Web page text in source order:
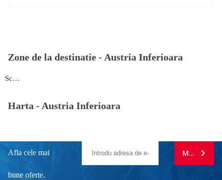
Zone de la destinatie - Austria Inferioara
Schwechat
Harta - Austria Inferioara
Afla cele mai
bune oferte.
MA